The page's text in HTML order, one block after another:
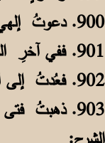
900. دعوتُ إلهي كي يُقرِّبَ عَــودتي إلى الأهلِ والخِلاّنِ والبَحـرِ والنــخلِ
901. ففي آخرِ السبعينَ أتمَمْتُ رِحلتي ونِلتُ الذي شَدَّدتُ من أجلهِ رَحلي
902. فعُدتُ إلى الأوطانِ أفتحُ صفحةً لطبِّ علومِ القلبِ ما فُتحتْ قَبلي
903. ذهبتُ فتى الفتيانِ كاللَّيلِ لِمَّتي وعدتُ ونُورُ الصُّبحِ أشرقَ في لَيلي